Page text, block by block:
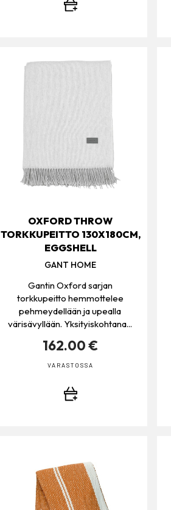
OXFORD THROW
TORKKUPEITTO 130X180CM,
EGGSHELL
GANT HOME
Gantin Oxford sarjan
torkkupeitto hemmottelee
pehmeydellään ja upealla
värisävyllään. Yksityiskohtana...
162.00 €
VARASTOSSA